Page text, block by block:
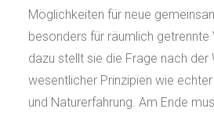
Möglichkeiten für neue
besonders für räumlich getrennte
dazu stellt sie die Frage nach der
wesentlicher Prinzipien wie
und Naturerfahrung. Am Ende